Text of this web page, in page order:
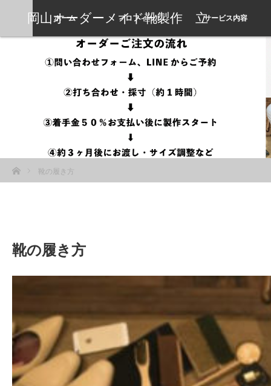
岡山オーダーメイド靴製作 立
岡靴工房
ホーム プロフィール サービス内容
靴の履き方
靴の履き方